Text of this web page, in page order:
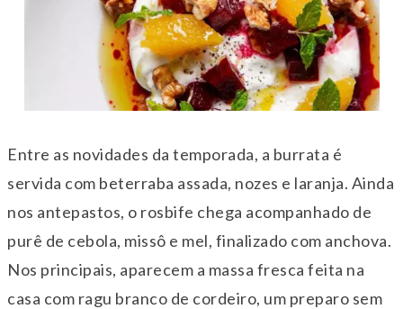
Entre as novidades da temporada, a burrata é
servida com beterraba assada, nozes e laranja. Ainda
nos antepastos, o rosbife chega acompanhado de
purê de cebola, missô e mel, finalizado com anchova.
Nos principais, aparecem a massa fresca feita na
casa com ragu branco de cordeiro, um preparo sem